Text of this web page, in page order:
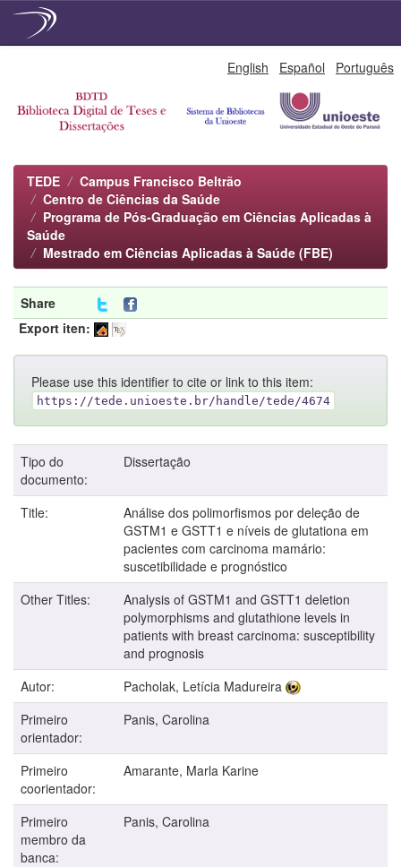
English Español Português
TEDE
Campus Francisco Beltrão
Centro de Ciências da Saúde
Programa de Pós-Graduação em Ciências Aplicadas à
Saúde
Mestrado em Ciências Aplicadas à Saúde (FBE)
Share
Export iten:
Please use this identifier to cite or link to this item:
https://tede.unioeste.br/handle/tede/4674
Tipo do
documento:
Dissertação
Title:
Análise dos polimorfismos por deleção de
GSTM1 e GSTT1 e níveis de glutationa em
pacientes com carcinoma mamário:
suscetibilidade e prognóstico
Other Titles:
Analysis of GSTM1 and GSTT1 deletion
polymorphisms and glutathione levels in
patients with breast carcinoma: susceptibility
and prognosis
Autor:
Pacholak, Letícia Madureira
Primeiro
orientador:
Panis, Carolina
Primeiro
coorientador:
Amarante, Marla Karine
Primeiro
membro da
banca:
Panis, Carolina